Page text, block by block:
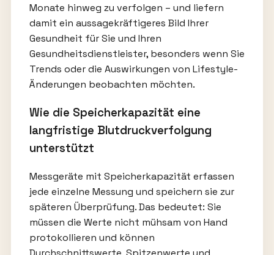
Monate hinweg zu verfolgen – und liefern
damit ein aussagekräftigeres Bild Ihrer
Gesundheit für Sie und Ihren
Gesundheitsdienstleister, besonders wenn Sie
Trends oder die Auswirkungen von Lifestyle-
Änderungen beobachten möchten.
Wie die Speicherkapazität eine
langfristige Blutdruckverfolgung
unterstützt
Messgeräte mit Speicherkapazität erfassen
jede einzelne Messung und speichern sie zur
späteren Überprüfung. Das bedeutet: Sie
müssen die Werte nicht mühsam von Hand
protokollieren und können